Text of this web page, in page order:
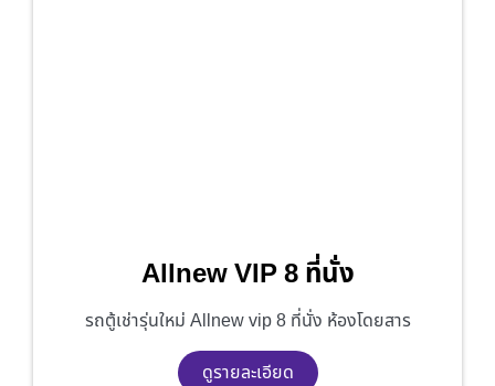
Allnew VIP 8 ที่นั่ง
รถตู้เช่ารุ่นใหม่ Allnew vip 8 ที่นั่ง ห้องโดยสาร
ดูรายละเอียด